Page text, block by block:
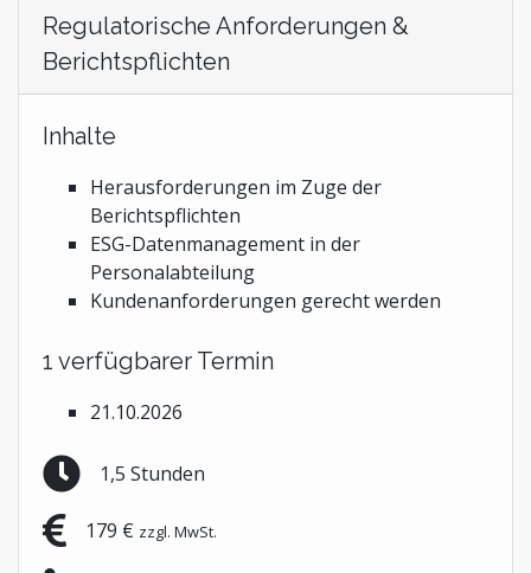
Regulatorische Anforderungen &
Berichtspflichten
Inhalte
Herausforderungen im Zuge der
Berichtspflichten
ESG-Datenmanagement in der
Personalabteilung
Kundenanforderungen gerecht werden
1 verfügbarer Termin
21.10.2026
1,5 Stunden
179 € zzgl. MwSt.